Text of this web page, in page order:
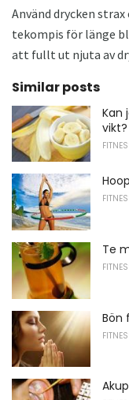
Använd drycken
tekompis för länge
att fullt ut njuta av
Similar posts
Kan
vikt?
Te
Bön